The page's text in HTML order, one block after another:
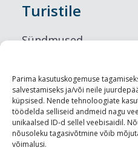
Parima kasutuskogemuse
salvestamiseks ja/või neile
küpsised. Nende tehnoloogiate
töödelda selliseid andmeid nagu
unikaalsed ID-d sellel veebisaidil.
nõusoleku tagasivõtmine võib
võimalusi.
Turistile
Sündmused
Maitseelamused
Vaatamisväärsused
Visit Tallinn